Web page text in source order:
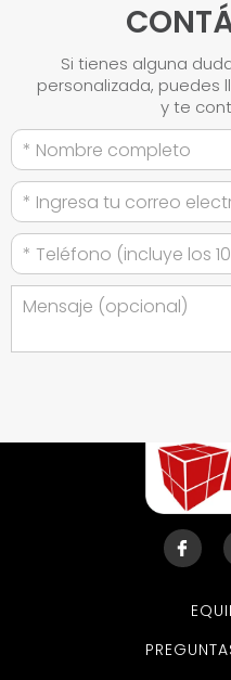
Si tienes alguna
personalizada, puedes
y te